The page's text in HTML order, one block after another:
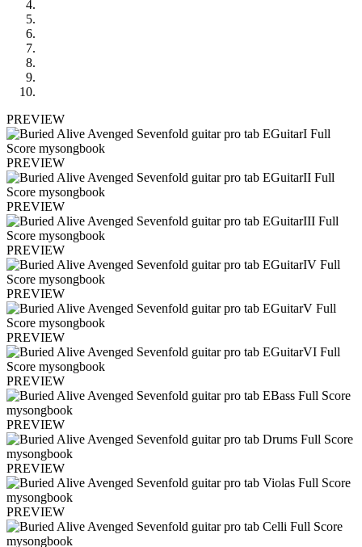
PREVIEW
PREVIEW
PREVIEW
PREVIEW
PREVIEW
PREVIEW
PREVIEW
PREVIEW
PREVIEW
PREVIEW